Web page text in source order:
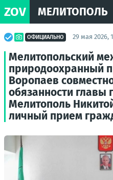
ZOV МЕЛИТОПОЛЬ
ОФИЦИАЛЬНО 29 мая 2026,
Мелитопольский
природоохранный
Воропаев
обязанности главы
Мелитополь
личный прием